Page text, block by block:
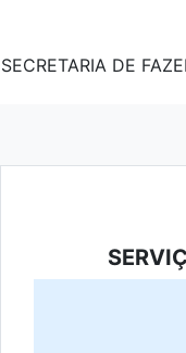
SECRETARIA DE